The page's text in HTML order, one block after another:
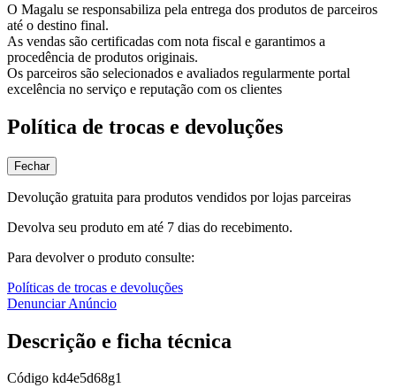
O Magalu se responsabiliza pela entrega dos produtos de parceiros
até o destino final.
As vendas são certificadas com nota fiscal e garantimos a
procedência de produtos originais.
Os parceiros são selecionados e avaliados regularmente portal
excelência no serviço e reputação com os clientes
Política de trocas e devoluções
Fechar
Devolução gratuita para produtos vendidos por lojas parceiras
Devolva seu produto em até 7 dias do recebimento.
Para devolver o produto consulte:
Políticas de trocas e devoluções
Denunciar Anúncio
Descrição e ficha técnica
Código kd4e5d68g1